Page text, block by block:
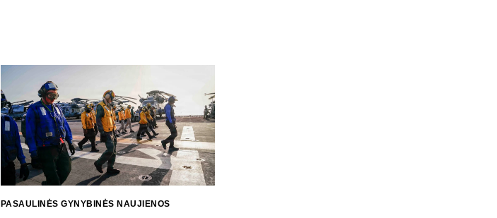
PASAULINĖS GYNYBINĖS NAUJIENOS